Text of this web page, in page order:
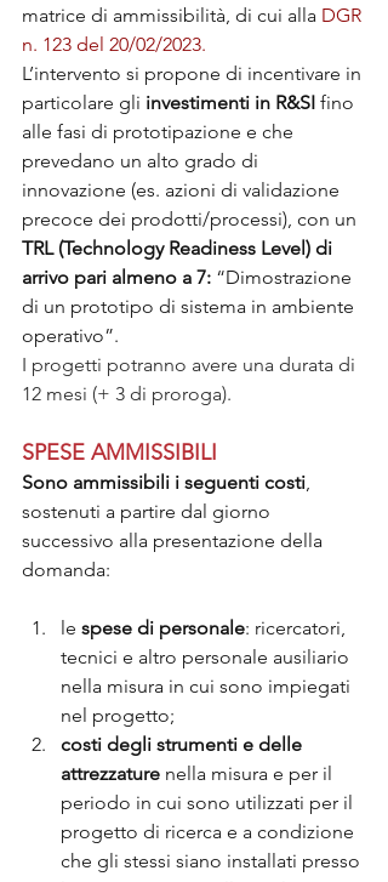
matrice di ammissibilità, di cui alla DGR
n. 123 del 20/02/2023.
L’intervento si propone di incentivare in
particolare gli investimenti in R&SI fino
alle fasi di prototipazione e che
prevedano un alto grado di
innovazione (es. azioni di validazione
precoce dei prodotti/processi), con un
TRL (Technology Readiness Level) di
arrivo pari almeno a 7: “Dimostrazione
di un prototipo di sistema in ambiente
operativo”.
I progetti potranno avere una durata di
12 mesi (+ 3 di proroga).
SPESE AMMISSIBILI
Sono ammissibili i seguenti costi
sostenuti a partire dal giorno
successivo alla presentazione della
domanda:
le spese di personale: ricercatori,
tecnici e altro personale ausiliario
nella misura in cui sono impiegati
nel progetto;
costi degli strumenti e delle
attrezzature nella misura e per il
periodo in cui sono utilizzati per il
progetto di ricerca e a condizione
che gli stessi siano installati presso